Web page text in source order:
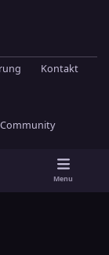
Kontakt
Menu